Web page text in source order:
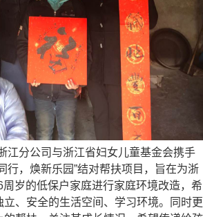
分公司与浙江省妇女儿童基金会携手
行，焕新乐园”结对帮扶项目，旨在为浙
岁的低保户家庭进行家庭环境改造，希
、安全的生活空间、学习环境。同时更